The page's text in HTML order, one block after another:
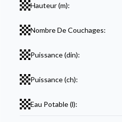
Hauteur (m):
Nombre De Couchages:
Puissance (din):
Puissance (ch):
Eau Potable (l):